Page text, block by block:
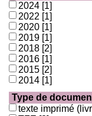
2024 [1]
2022 [1]
2020 [1]
2019 [1]
2018 [2]
2016 [1]
2015 [2]
2014 [1]
Type de
texte imprimé